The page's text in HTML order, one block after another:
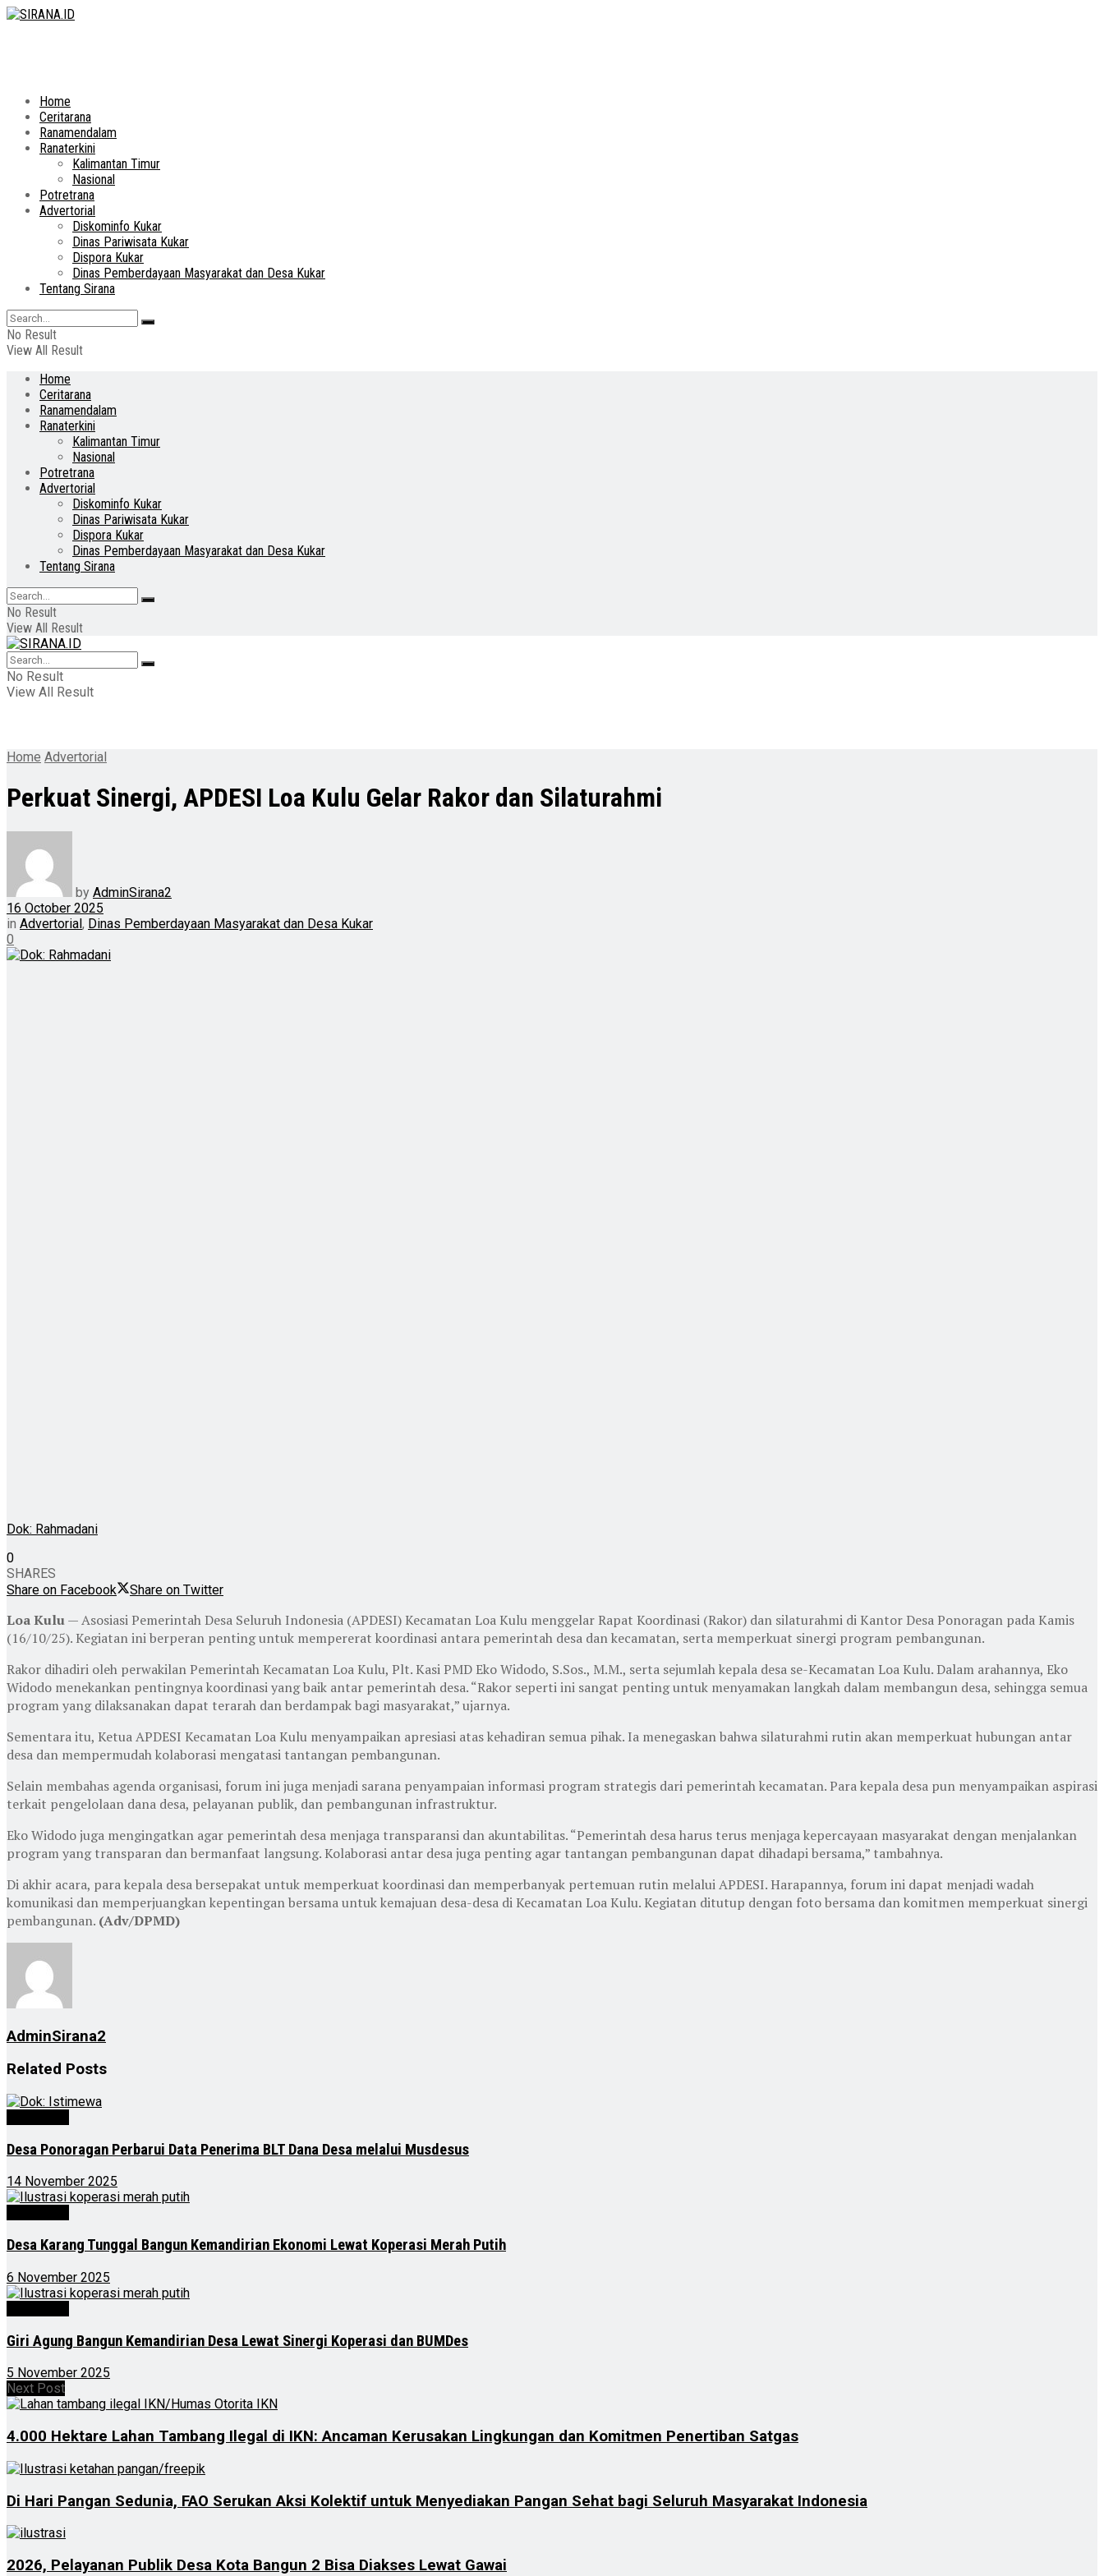
Home
Ceritarana
Ranamendalam
Ranaterkini
Kalimantan Timur
Nasional
Potretrana
Advertorial
Diskominfo Kukar
Dinas Pariwisata Kukar
Dispora Kukar
Dinas Pemberdayaan Masyarakat dan Desa Kukar
Tentang Sirana
No Result
View All Result
Home
Ceritarana
Ranamendalam
Ranaterkini
Kalimantan Timur
Nasional
Potretrana
Advertorial
Diskominfo Kukar
Dinas Pariwisata Kukar
Dispora Kukar
Dinas Pemberdayaan Masyarakat dan Desa Kukar
Tentang Sirana
No Result
View All Result
No Result
View All Result
Home Advertorial
Perkuat Sinergi, APDESI Loa Kulu Gelar Rakor dan Silaturahmi
by AdminSirana2
16 October 2025
in Advertorial, Dinas Pemberdayaan Masyarakat dan Desa Kukar
0
Dok: Rahmadani
0
SHARES
Share on Facebook
Share on Twitter
Loa Kulu— Asosiasi Pemerintah Desa Seluruh Indonesia (APDESI) Kecamatan Loa Kulu menggelar Rapat Koordinasi (Rakor) dan silaturahmi di Kantor Desa Ponoragan pada Kamis
(16/10/25). Kegiatan ini berperan penting untuk mempererat koordinasi antara pemerintah desa dan kecamatan, serta memperkuat sinergi program pembangunan.
Rakor dihadiri oleh perwakilan Pemerintah Kecamatan Loa Kulu, Plt. Kasi PMD Eko Widodo, S.Sos., M.M., serta sejumlah kepala desa se-Kecamatan Loa Kulu. Dalam arahannya, Eko
Widodo menekankan pentingnya koordinasi yang baik antar pemerintah desa. “Rakor seperti ini sangat penting untuk menyamakan langkah dalam membangun desa, sehingga semua
program yang dilaksanakan dapat terarah dan berdampak bagi masyarakat,” ujarnya.
Sementara itu, Ketua APDESI Kecamatan Loa Kulu menyampaikan apresiasi atas kehadiran semua pihak. Ia menegaskan bahwa silaturahmi rutin akan memperkuat hubungan antar
desa dan mempermudah kolaborasi mengatasi tantangan pembangunan.
Selain membahas agenda organisasi, forum ini juga menjadi sarana penyampaian informasi program strategis dari pemerintah kecamatan. Para kepala desa pun menyampaikan aspirasi
terkait pengelolaan dana desa, pelayanan publik, dan pembangunan infrastruktur.
Eko Widodo juga mengingatkan agar pemerintah desa menjaga transparansi dan akuntabilitas. “Pemerintah desa harus terus menjaga kepercayaan masyarakat dengan menjalankan
program yang transparan dan bermanfaat langsung. Kolaborasi antar desa juga penting agar tantangan pembangunan dapat dihadapi bersama,” tambahnya.
Di akhir acara, para kepala desa bersepakat untuk memperkuat koordinasi dan memperbanyak pertemuan rutin melalui APDESI. Harapannya, forum ini dapat menjadi wadah
komunikasi dan memperjuangkan kepentingan bersama untuk kemajuan desa-desa di Kecamatan Loa Kulu. Kegiatan ditutup dengan foto bersama dan komitmen memperkuat sinergi
pembangunan. (Adv/DPMD)
AdminSirana2
Related Posts
Desa Ponoragan Perbarui Data Penerima BLT Dana Desa melalui Musdesus
14 November 2025
Desa Karang Tunggal Bangun Kemandirian Ekonomi Lewat Koperasi Merah Putih
6 November 2025
Giri Agung Bangun Kemandirian Desa Lewat Sinergi Koperasi dan BUMDes
5 November 2025
Next Post
4.000 Hektare Lahan Tambang Ilegal di IKN: Ancaman Kerusakan Lingkungan dan Komitmen Penertiban Satgas
Di Hari Pangan Sedunia, FAO Serukan Aksi Kolektif untuk Menyediakan Pangan Sehat bagi Seluruh Masyarakat Indonesia
2026, Pelayanan Publik Desa Kota Bangun 2 Bisa Diakses Lewat Gawai